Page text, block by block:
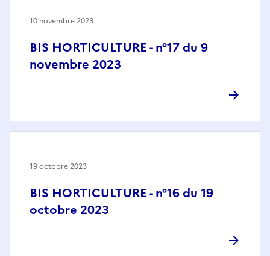
BIS HORTICULTURE - n°17 du 9
novembre 2023
10 novembre 2023
BIS HORTICULTURE - n°16 du 19
octobre 2023
19 octobre 2023